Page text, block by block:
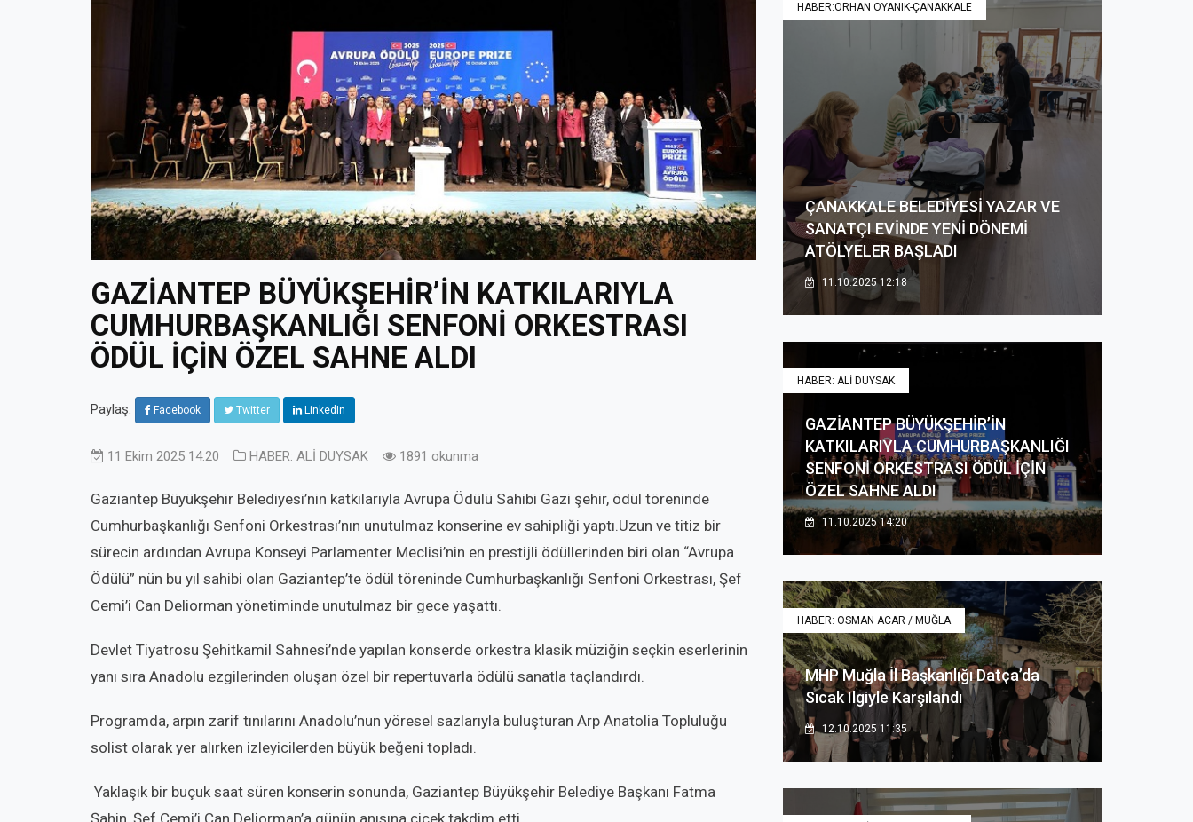
GAZİANTEP BÜYÜKŞEHİR’İN KATKILARIYLA
CUMHURBAŞKANLIĞI SENFONİ ORKESTRASI
ÖDÜL İÇİN ÖZEL SAHNE ALDI
Paylaş: Facebook Twitter LinkedIn
11 Ekim 2025 14:20 HABER: ALİ DUYSAK 1891 okunma
Gaziantep Büyükşehir Belediyesi’nin katkılarıyla Avrupa Ödülü Sahibi Gazi şehir, ödül töreninde
Cumhurbaşkanlığı Senfoni Orkestrası’nın unutulmaz konserine ev sahipliği yaptı.Uzun ve titiz bir
sürecin ardından Avrupa Konseyi Parlamenter Meclisi’nin en prestijli ödüllerinden biri olan “Avrupa
Ödülü” nün bu yıl sahibi olan Gaziantep’te ödül töreninde Cumhurbaşkanlığı Senfoni Orkestrası, Şef
Cemi’i Can Deliorman yönetiminde unutulmaz bir gece yaşattı.
Devlet Tiyatrosu Şehitkamil Sahnesi’nde yapılan konserde orkestra klasik müziğin seçkin eserlerinin
yanı sıra Anadolu ezgilerinden oluşan özel bir repertuvarla ödülü sanatla taçlandırdı.
Programda, arpın zarif tınılarını Anadolu’nun yöresel sazlarıyla buluşturan Arp Anatolia Topluluğu
solist olarak yer alırken izleyicilerden büyük beğeni topladı.
Yaklaşık bir buçuk saat süren konserin sonunda, Gaziantep Büyükşehir Belediye Başkanı Fatma
Şahin, Şef Cemi’i Can Deliorman’a günün anısına çiçek takdim etti.
HABER:ORHAN OYANIK-ÇANAKKALE
ÇANAKKALE BELEDİYESİ YAZAR VE
SANATÇI EVİNDE YENİ DÖNEMİ
ATÖLYELER BAŞLADI
11.10.2025 12:18
HABER: ALİ DUYSAK
GAZİANTEP BÜYÜKŞEHİR’İN
KATKILARIYLA CUMHURBAŞKANLIĞI
SENFONİ ORKESTRASI ÖDÜL İÇİN
ÖZEL SAHNE ALDI
11.10.2025 14:20
HABER: OSMAN ACAR / MUĞLA
MHP Muğla İl Başkanlığı Datça’da
Sıcak Ilgiyle Karşılandı
12.10.2025 11:35